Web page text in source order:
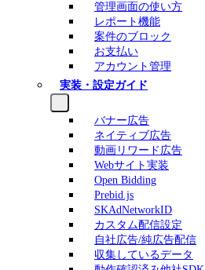
管理画面の使い方
レポート機能
案件のブロック
お支払い
アカウント管理
実装・設定ガイド
バナー広告
ネイティブ広告
動画リワード広告
Webサイト実装
Open Bidding
Prebid.js
SKAdNetworkID
カスタム配信設定
自社広告/純広告配信
収集しているデータ